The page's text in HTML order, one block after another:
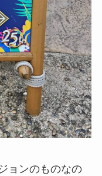
ョンのものなの